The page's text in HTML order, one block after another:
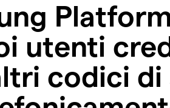
utenti
codici di